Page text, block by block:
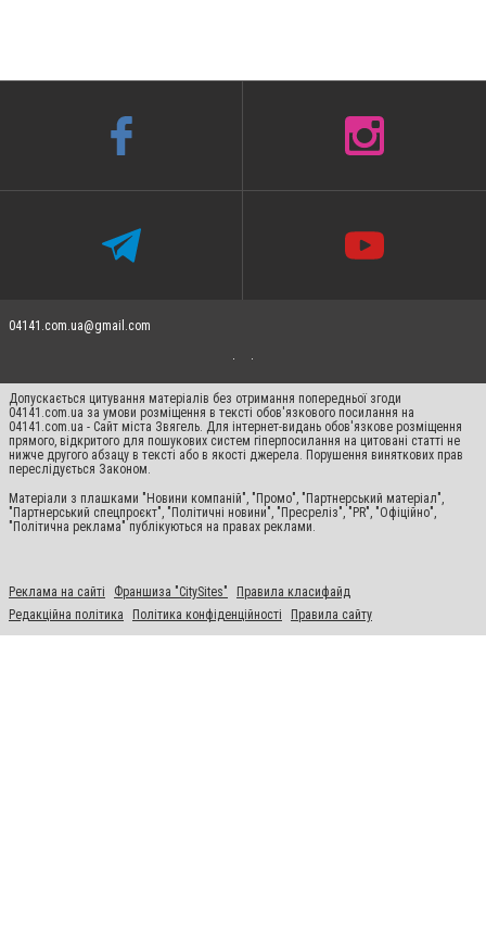
04141.com.ua@gmail.com
Допускається цитування матеріалів без отримання попередньої згоди
04141.com.ua за умови розміщення в тексті обов'язкового посилання на
04141.com.ua - Сайт міста Звягель. Для інтернет-видань обов'язкове розміщення
прямого, відкритого для пошукових систем гіперпосилання на цитовані статті не
нижче другого абзацу в тексті або в якості джерела. Порушення виняткових прав
переслідується Законом.
Матеріали з плашками "Новини компаній", "Промо", "Партнерський матеріал",
"Партнерський спецпроєкт", "Політичні новини", "Пресреліз", "PR", "Офіційно",
"Політична реклама" публікуються на правах реклами.
Реклама на сайті Франшиза "CitySites"
Правила класифайд
Редакційна політика
Політика конфіденційності Правила сайту